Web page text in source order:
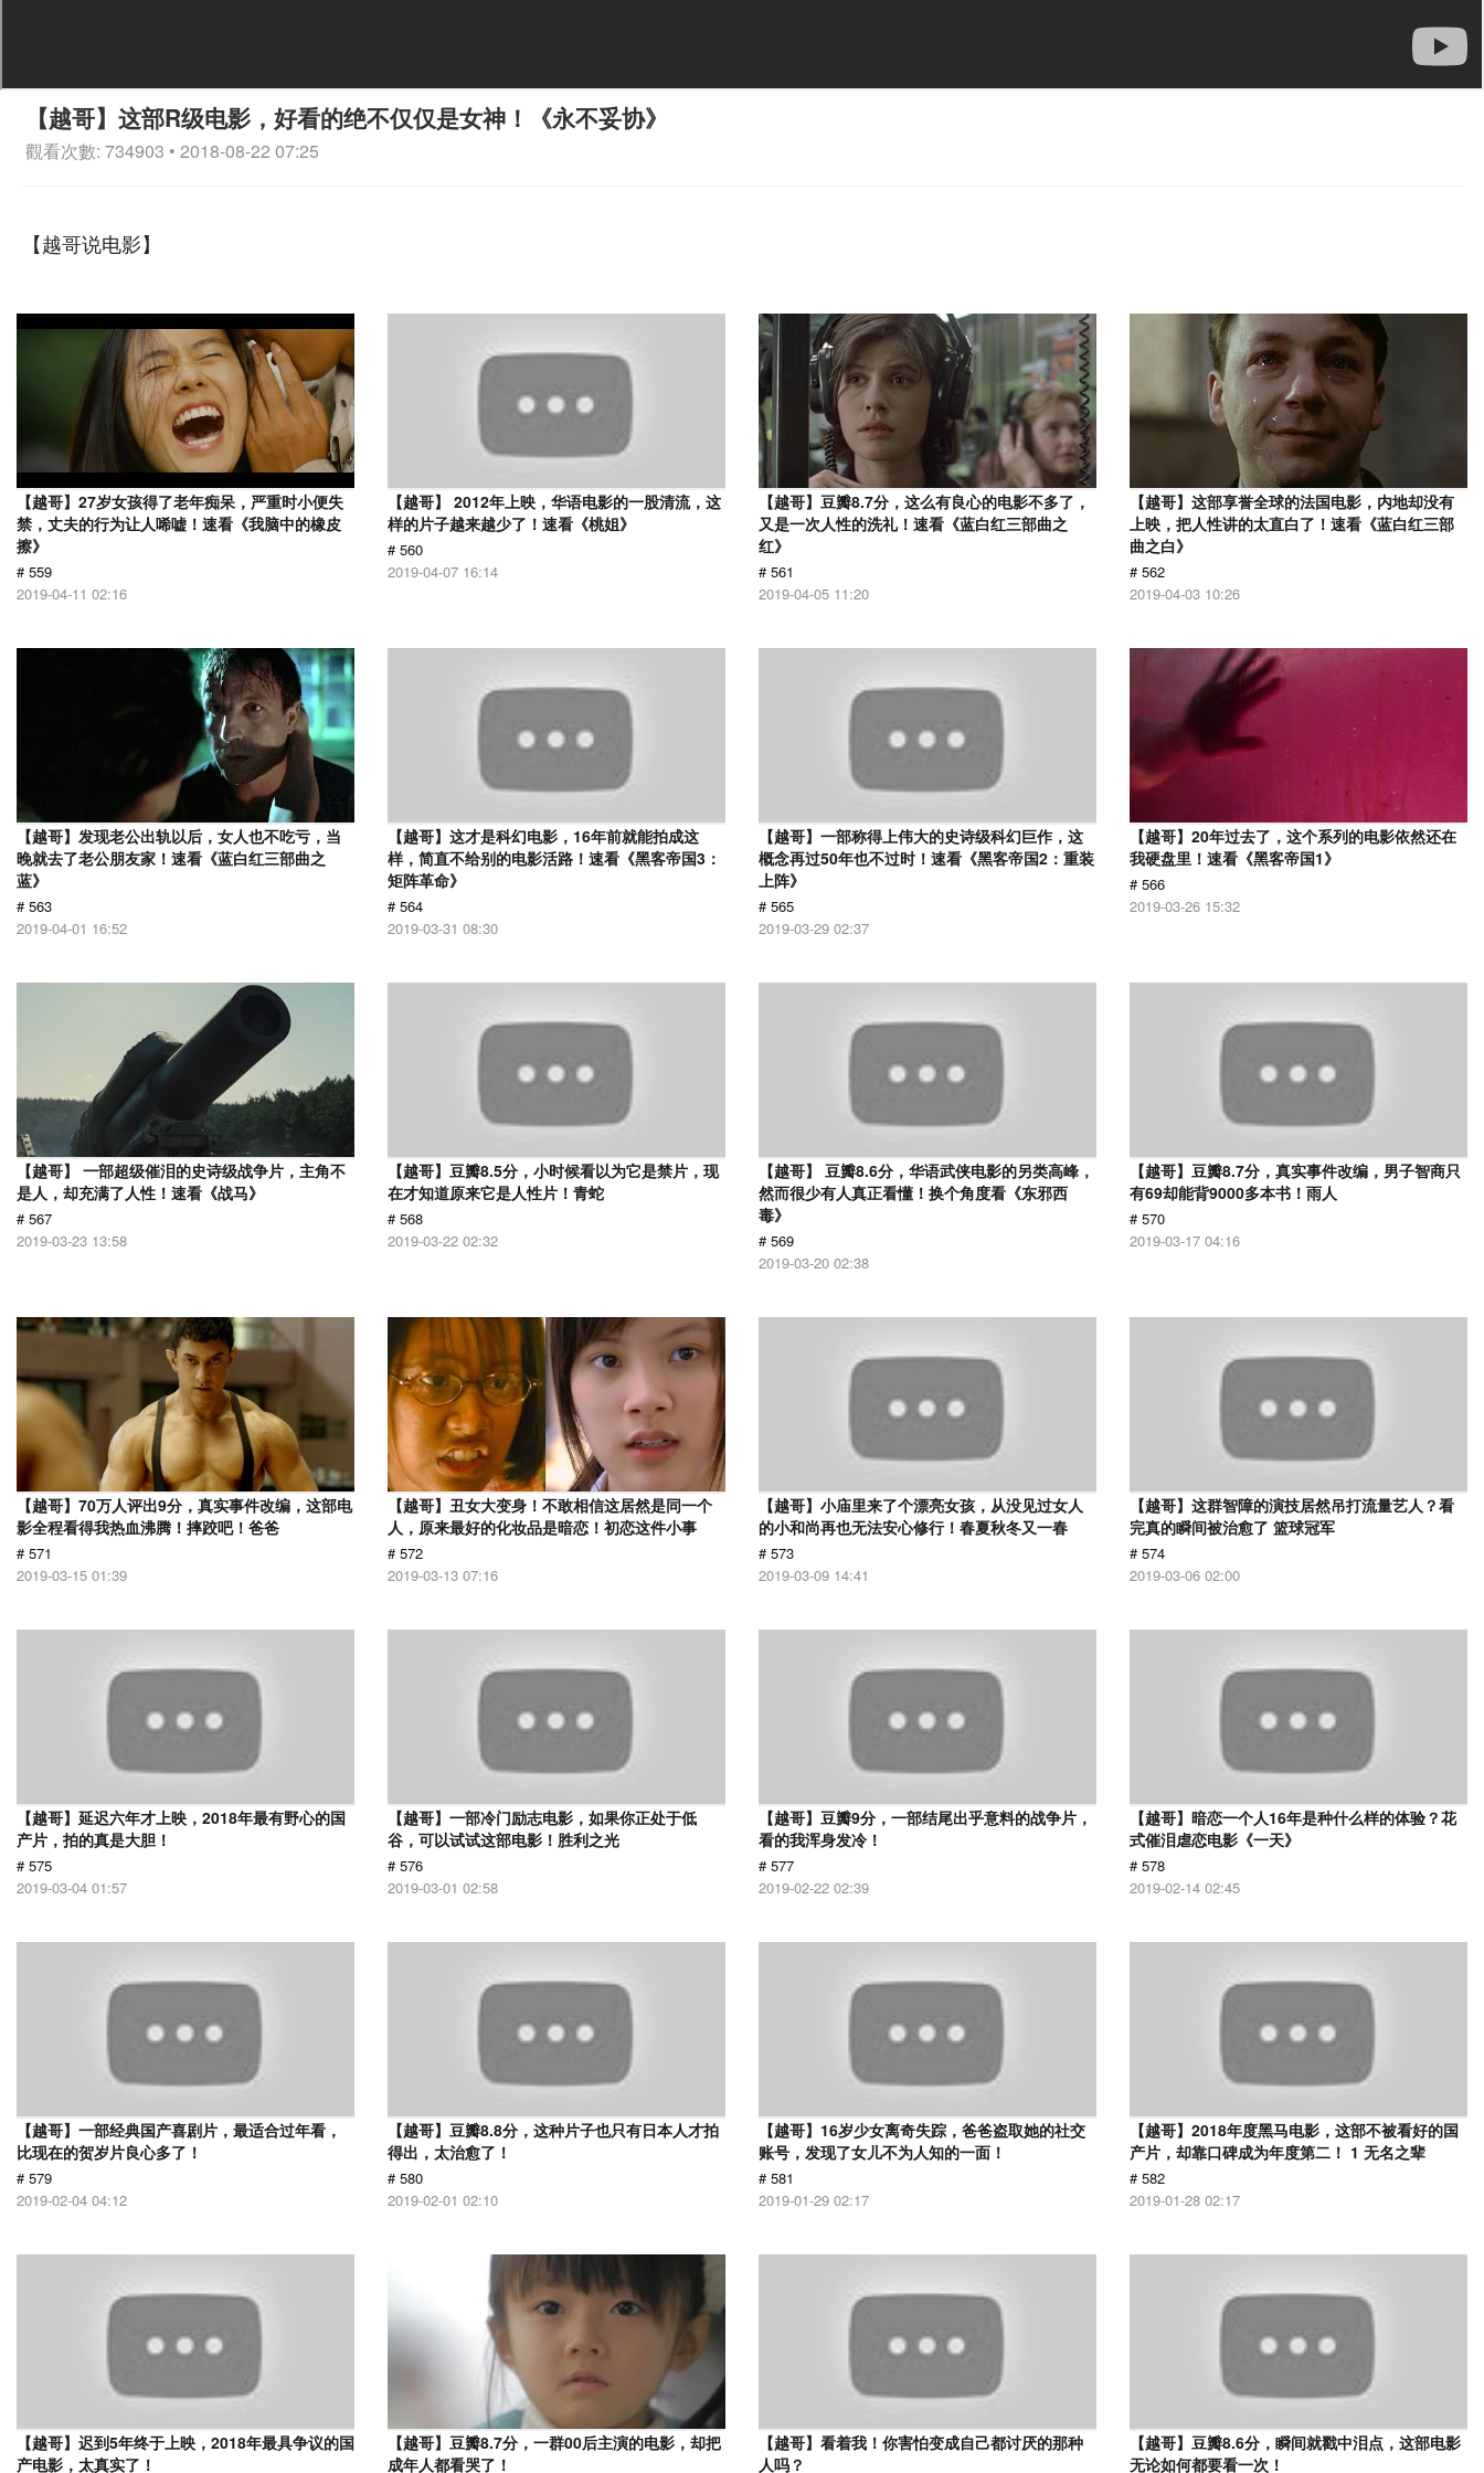
【越哥】这部R级电影，好看的绝不仅仅是女神！《永不妥协》
觀看次數: 734903 • 2018-08-22 07:25
【越哥说电影】
【越哥】27岁女孩得了老年痴呆，严重时小便失
禁，丈夫的行为让人唏嘘！速看《我脑中的橡皮
擦》
# 559
2019-04-11 02:16
【越哥】 2012年上映，华语电影的一股清流，这
样的片子越来越少了！速看《桃姐》
# 560
2019-04-07 16:14
【越哥】豆瓣8.7分，这么有良心的电影不多了，
又是一次人性的洗礼！速看《蓝白红三部曲之
红》
# 561
2019-04-05 11:20
【越哥】这部享誉全球的法国电影，内地却没有
上映，把人性讲的太直白了！速看《蓝白红三部
曲之白》
# 562
2019-04-03 10:26
【越哥】发现老公出轨以后，女人也不吃亏，当
晚就去了老公朋友家！速看《蓝白红三部曲之
蓝》
# 563
2019-04-01 16:52
【越哥】这才是科幻电影，16年前就能拍成这
样，简直不给别的电影活路！速看《黑客帝国3：
矩阵革命》
# 564
2019-03-31 08:30
【越哥】一部称得上伟大的史诗级科幻巨作，这
概念再过50年也不过时！速看《黑客帝国2：重装
上阵》
# 565
2019-03-29 02:37
【越哥】20年过去了，这个系列的电影依然还在
我硬盘里！速看《黑客帝国1》
# 566
2019-03-26 15:32
【越哥】 一部超级催泪的史诗级战争片，主角不
是人，却充满了人性！速看《战马》
# 567
2019-03-23 13:58
【越哥】豆瓣8.5分，小时候看以为它是禁片，现
在才知道原来它是人性片！青蛇
# 568
2019-03-22 02:32
【越哥】 豆瓣8.6分，华语武侠电影的另类高峰，
然而很少有人真正看懂！换个角度看《东邪西
毒》
# 569
2019-03-20 02:38
【越哥】豆瓣8.7分，真实事件改编，男子智商只
有69却能背9000多本书！雨人
# 570
2019-03-17 04:16
【越哥】70万人评出9分，真实事件改编，这部电
影全程看得我热血沸腾！摔跤吧！爸爸
# 571
2019-03-15 01:39
【越哥】丑女大变身！不敢相信这居然是同一个
人，原来最好的化妆品是暗恋！初恋这件小事
# 572
2019-03-13 07:16
【越哥】小庙里来了个漂亮女孩，从没见过女人
的小和尚再也无法安心修行！春夏秋冬又一春
# 573
2019-03-09 14:41
【越哥】这群智障的演技居然吊打流量艺人？看
完真的瞬间被治愈了 篮球冠军
# 574
2019-03-06 02:00
【越哥】延迟六年才上映，2018年最有野心的国
产片，拍的真是大胆！
# 575
2019-03-04 01:57
【越哥】一部冷门励志电影，如果你正处于低
谷，可以试试这部电影！胜利之光
# 576
2019-03-01 02:58
【越哥】豆瓣9分，一部结尾出乎意料的战争片，
看的我浑身发冷！
# 577
2019-02-22 02:39
【越哥】暗恋一个人16年是种什么样的体验？花
式催泪虐恋电影《一天》
# 578
2019-02-14 02:45
【越哥】一部经典国产喜剧片，最适合过年看，
比现在的贺岁片良心多了！
# 579
2019-02-04 04:12
【越哥】豆瓣8.8分，这种片子也只有日本人才拍
得出，太治愈了！
# 580
2019-02-01 02:10
【越哥】16岁少女离奇失踪，爸爸盗取她的社交
账号，发现了女儿不为人知的一面！
# 581
2019-01-29 02:17
【越哥】2018年度黑马电影，这部不被看好的国
产片，却靠口碑成为年度第二！ 1 无名之辈
# 582
2019-01-28 02:17
【越哥】迟到5年终于上映，2018年最具争议的国
产电影，太真实了！
【越哥】豆瓣8.7分，一群00后主演的电影，却把
成年人都看哭了！
【越哥】看着我！你害怕变成自己都讨厌的那种
人吗？
【越哥】豆瓣8.6分，瞬间就戳中泪点，这部电影
无论如何都要看一次！